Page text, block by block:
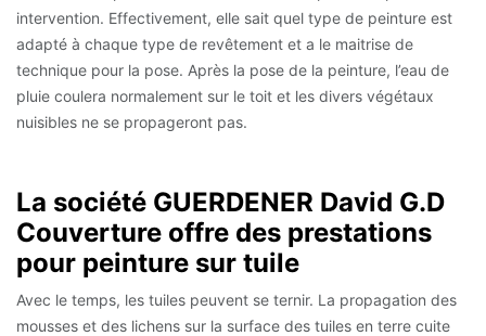
intervention. Effectivement, elle sait quel type de peinture est
adapté à chaque type de revêtement et a le maitrise de
technique pour la pose. Après la pose de la peinture, l’eau de
pluie coulera normalement sur le toit et les divers végétaux
nuisibles ne se propageront pas.
La société GUERDENER David G.D
Couverture offre des prestations
pour peinture sur tuile
Avec le temps, les tuiles peuvent se ternir. La propagation des
mousses et des lichens sur la surface des tuiles en terre cuite